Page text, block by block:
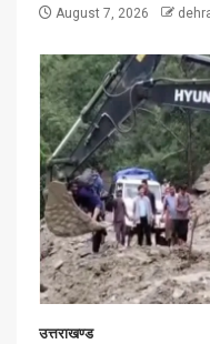
August 7, 2026
उत्तराखण्ड